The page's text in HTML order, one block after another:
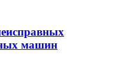
машин